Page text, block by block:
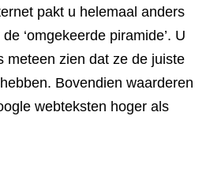
pakt u helemaal anders
‘omgekeerde piramide’. U
meteen zien dat ze de juiste
Bovendien waarderen
webteksten hoger als